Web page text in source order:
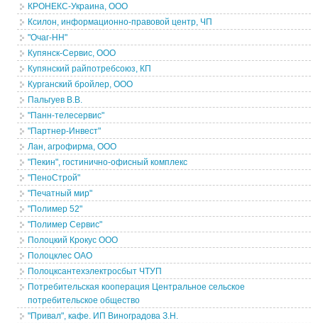
КРОНЕКС-Украина, ООО
Ксилон, информационно-правовой центр, ЧП
"Очаг-НН"
Купянск-Сервис, ООО
Купянский райпотребсоюз, КП
Курганский бройлер, ООО
Пальгуев В.В.
"Панн-телесервис"
"Партнер-Инвест"
Лан, агрофирма, ООО
"Пекин", гостинично-офисный комплекс
"ПеноСтрой"
"Печатный мир"
"Полимер 52"
"Полимер Сервис"
Полоцкий Крокус ООО
Полоцклес ОАО
Полоцксантехэлектросбыт ЧТУП
Потребительская кооперация Центральное сельское
потребительское общество
"Привал", кафе. ИП Виноградова З.Н.